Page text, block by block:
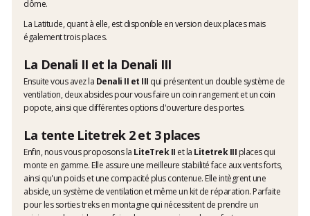
dôme.
La Latitude, quant à elle, est disponible en version deux places mais
également trois places.
La Denali II et la Denali III
Ensuite vous avez la Denali II et III qui présentent un double système de
ventilation, deux absides pour vous faire un coin rangement et un coin
popote, ainsi que différentes options d'ouverture des portes.
La tente Litetrek 2 et 3 places
Enfin, nous vous proposons la LiteTrek II et la Litetrek III places qui
monte en gamme. Elle assure une meilleure stabilité face aux vents forts,
ainsi qu'un poids et une compacité plus contenue. Elle intègrent une
abside, un système de ventilation et même un kit de réparation. Parfaite
pour les sorties treks en montagne qui nécessitent de prendre un